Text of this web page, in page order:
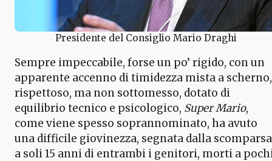
Presidente del Consiglio Mario Draghi
Sempre impeccabile, forse un po’ rigido, con un
apparente accenno di timidezza mista a scherno,
rispettoso, ma non sottomesso, dotato di
equilibrio tecnico e psicologico, Super Mario,
come viene spesso soprannominato, ha avuto
una difficile giovinezza, segnata dalla scomparsa
a soli 15 anni di entrambi i genitori, morti a